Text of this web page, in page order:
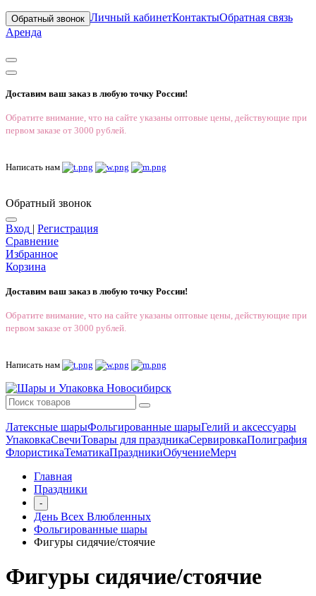
Обратный звонок Личный кабинетКонтактыОбратная связь
Аренда
Доставим ваш заказ в любую точку России!
Обратите внимание, что на сайте указаны оптовые цены, действующие при
первом заказе от 3000 рублей.
Написать нам
Обратный звонок
Вход | Регистрация
Сравнение
Избранное
Корзина
Доставим ваш заказ в любую точку России!
Обратите внимание, что на сайте указаны оптовые цены, действующие при
первом заказе от 3000 рублей.
Написать нам
Латексные шарыФольгированные шарыГелий и аксессуары
УпаковкаСвечиТовары для праздникаСервировкаПолиграфия
ФлористикаТематикаПраздникиОбучениеМерч
Главная
Праздники
-
День Всех Влюбленных
Фольгированные шары
Фигуры сидячие/стоячие
Фигуры сидячие/стоячие